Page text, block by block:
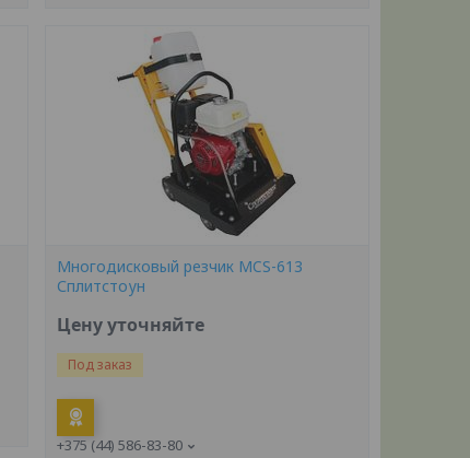
Многодисковый резчик MCS-613
Сплитстоун
Цену уточняйте
Под заказ
+375 (44) 586-83-80